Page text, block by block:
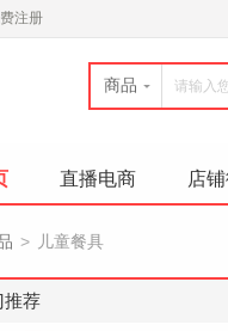
注册
商品
直播电商 店
> 儿童餐具
推荐